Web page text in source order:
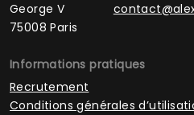
George V
75008 Paris
Informations pratiques
Recrutement
Conditions générales